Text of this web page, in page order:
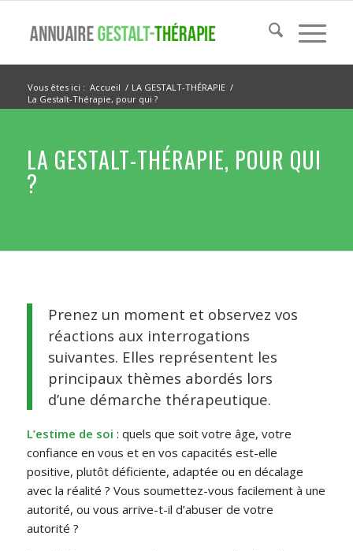
Vous êtes ici : Accueil / LA GESTALT-THÉRAPIE /
La Gestalt-Thérapie, pour qui ?
LA GESTALT-THÉRAPIE, POUR QUI
?
Prenez un moment et observez vos
réactions aux interrogations
suivantes. Elles représentent les
principaux thèmes abordés lors
d’une démarche thérapeutique.
L’estime de soi : quels que soit votre âge, votre
confiance en vous et en vos capacités est-elle
positive, plutôt déficiente, adaptée ou en décalage
avec la réalité ? Vous soumettez-vous facilement à une
autorité, ou vous arrive-t-il d’abuser de votre
autorité ?